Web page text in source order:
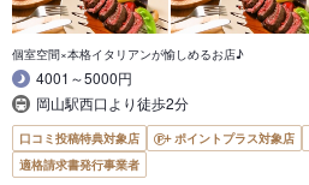
個室空間×本格イタリアンが愉しめるお店♪
4001～5000円
岡山駅西口より徒歩2分
口コミ投稿特典対象店 ポイントプラス対象店
適格請求書発行事業者